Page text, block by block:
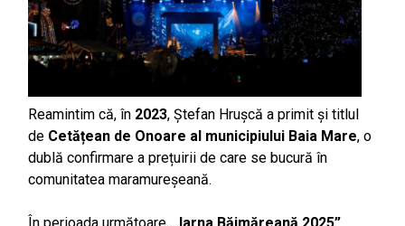
Reamintim că, în 2023, Ștefan Hrușcă a primit și titlul
de Cetățean de Onoare al municipiului Baia Mare, o
dublă confirmare a prețuirii de care se bucură în
comunitatea maramureșeană.